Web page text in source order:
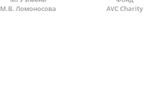
М.В. Ломоносова
AVC Charity